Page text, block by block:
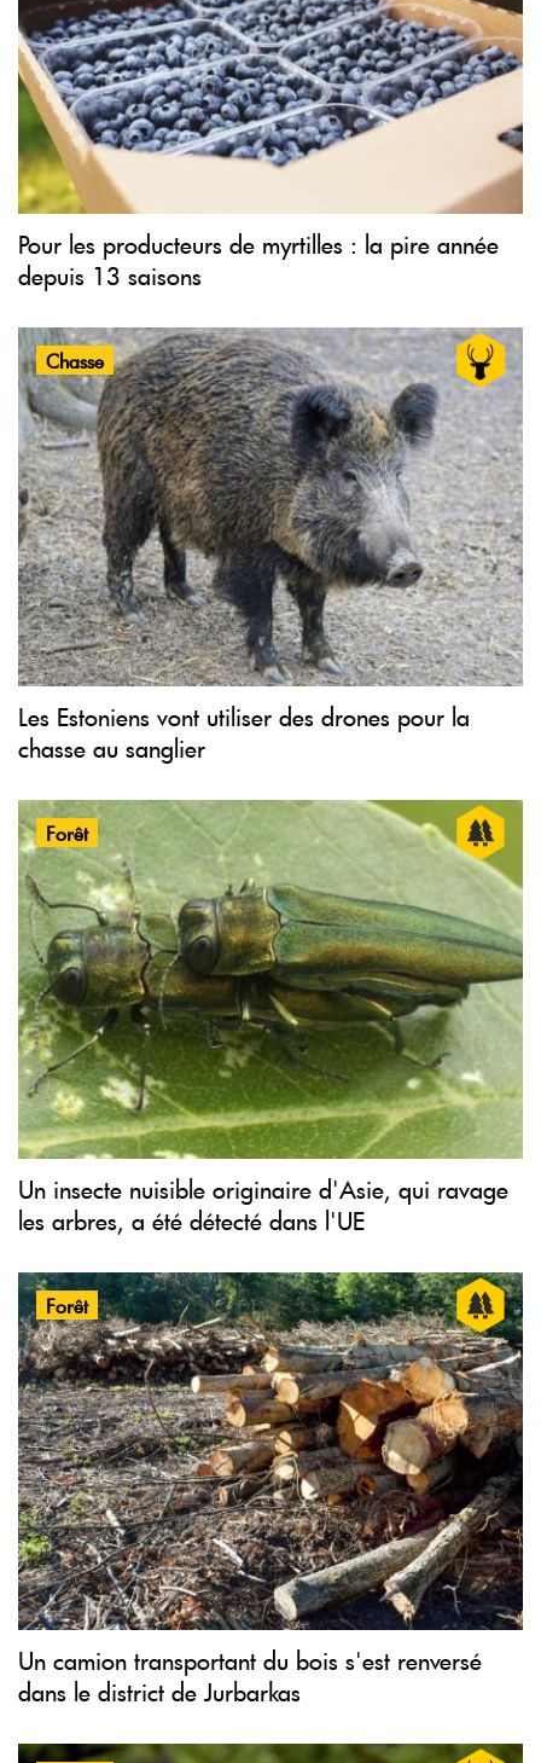
Pour les producteurs de myrtilles : la pire année
depuis 13 saisons
Chasse
Les Estoniens vont utiliser des drones pour la
chasse au sanglier
Forêt
Un insecte nuisible originaire d'Asie, qui ravage
les arbres, a été détecté dans l'UE
Forêt
Un camion transportant du bois s'est renversé
dans le district de Jurbarkas